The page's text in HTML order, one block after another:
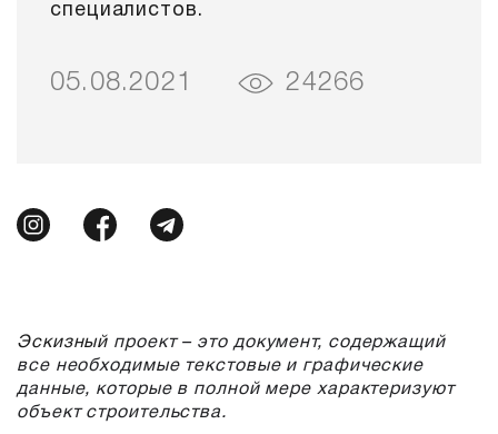
специали­стов.
05.08.2021 24266
Эскизный проект – это документ, содержащий
все необходимые текстовые и графические
данные, которые в полной мере характеризуют
объект строительства.